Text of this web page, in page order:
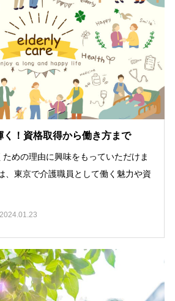
く！資格取得から働き方まで
めの理由に興味をもっていただけま
、東京で介護職員として働く魅力や資
2024.01.23